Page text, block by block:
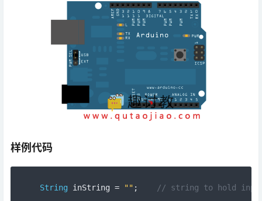
样例代码
String inString = "" ; // string to hold